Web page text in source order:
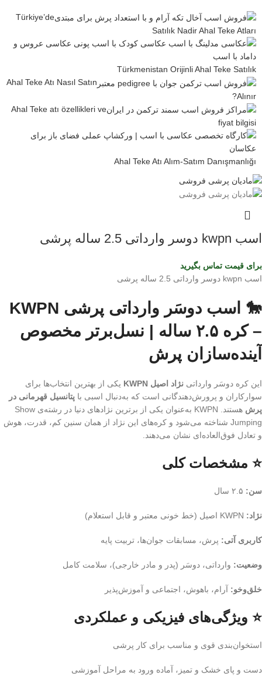
Türkiye’de
Satılık Nadir Ahal Teke Atları
Türkmenistan Orijinli Ahal Teke Satılık
Ahal Teke Atı Nasıl Satın
Alınır?
Ahal Teke atı özellikleri ve
fiyat bilgisi
Ahal Teke Atı Alım-Satım Danışmanlığı
اسب kwpn دوسر وارداتی 2.5 ساله پرشی
برای قیمت تماس بگیرید
اسب kwpn دوسر وارداتی 2.5 ساله پرشی
🐎 اسب دوسَر وارداتی پرشی KWPN
– کره ۲.۵ ساله | نسل‌برتر مخصوص
آینده‌سازان پرش
این کره دوسَر وارداتی نژاد اصیل KWPN
یکی از بهترین انتخاب‌ها برای
سوارکاران و پرورش‌دهندگانی است که به‌دنبال اسبی با پتانسیل قهرمانی در
پرش
هستند. KWPN به‌عنوان یکی از برترین نژادهای دنیا در رشته‌ی Show
Jumping شناخته می‌شود و کره‌های این نژاد از همان سنین کم، قدرت، هوش
و تعادل فوق‌العاده‌ای نشان می‌دهند.
⭐ مشخصات کلی
سن:
نژاد:
کاربری آتی: پرش، مسابقات جوان‌ها، تربیت پایه
وضعیت: وارداتی، دوسَر (پدر و مادر خارجی)، سلامت کامل
خلق‌وخو: آرام، باهوش، اجتماعی و آموزش‌پذیر
⭐ ویژگی‌های فیزیکی و عملکردی
استخوان‌بندی قوی و مناسب برای کار پرشی
دست و پای خشک و تمیز، آماده ورود به مراحل آموزشی